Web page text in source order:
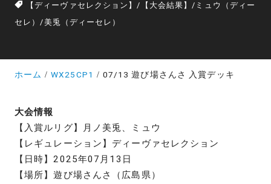
【ディーヴァセレクション】/ 【大会結果】/ ミュウ（ディー
セレ）/美兎（ディーセレ）
ホーム WX25CP1 07/13 遊び場さんさ 入賞デッキ
大会情報
【入賞ルリグ】月ノ美兎、ミュウ
【レギュレーション】ディーヴァセレクション
【日時】2025年07月13日
【場所】遊び場さんさ（広島県）